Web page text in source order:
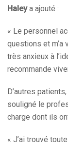
Haleya ajouté :
« Le personnel
questions et m’a
très anxieux à
recommande
D’autres
souligné le
charge dont ils
« J’ai trouvé